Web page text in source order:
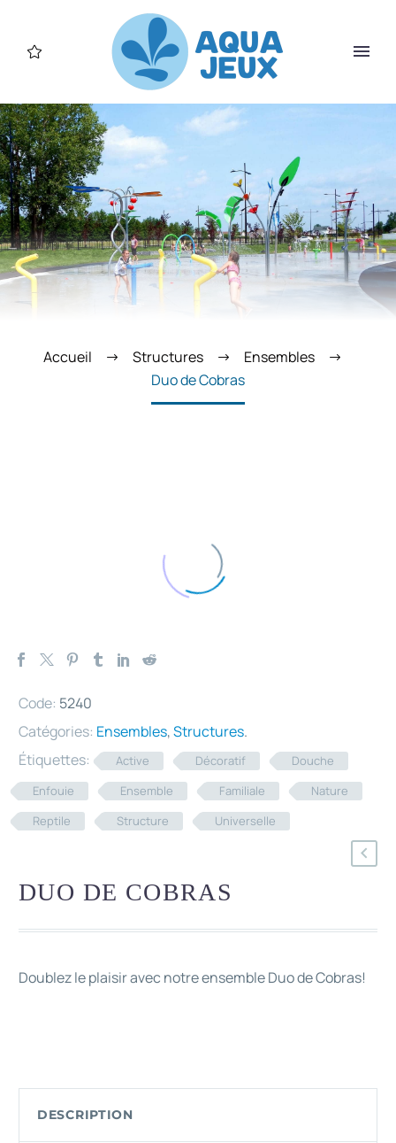
Accueil Structures
Ensembles
Duo de Cobras
Code: 5240
Catégories: Ensembles,Structures.
Étiquettes:
Active Décoratif
Douche
Enfouie
Ensemble Familiale
Nature
Reptile
Structure Universelle
DUO DE COBRAS
Doublez le plaisir avec notre ensemble Duo de Cobras!
DESCRIPTION